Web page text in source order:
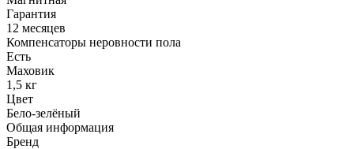
Гарантия
12 месяцев
Компенсаторы неровности пола
Есть
Маховик
1,5 кг
Цвет
Бело-зелёный
Общая информация
Бренд